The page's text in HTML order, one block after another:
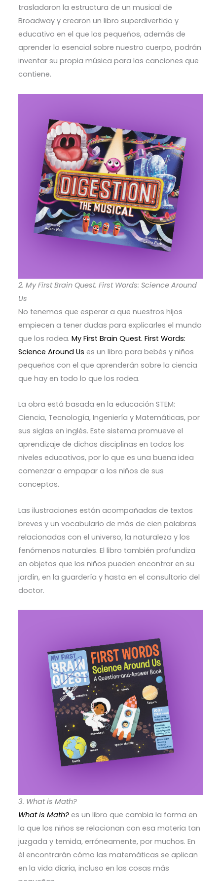
trasladaron la estructura de un musical de
Broadway y crearon un libro superdivertido y
educativo en el que los pequeños, además de
aprender lo esencial sobre nuestro cuerpo, podrán
inventar su propia música para las canciones que
contiene.
2. My First Brain Quest. First Words: Science Around
Us
No tenemos que esperar a que nuestros hijos
empiecen a tener dudas para explicarles el mundo
que los rodea. My First Brain Quest. First Words:
Science Around Us es un libro para bebés y niños
pequeños con el que aprenderán sobre la ciencia
que hay en todo lo que los rodea.
La obra está basada en la educación STEM:
Ciencia, Tecnología, Ingeniería y Matemáticas, por
sus siglas en inglés. Este sistema promueve el
aprendizaje de dichas disciplinas en todos los
niveles educativos, por lo que es una buena idea
comenzar a empapar a los niños de sus
conceptos.
Las ilustraciones están acompañadas de textos
breves y un vocabulario de más de cien palabras
relacionadas con el universo, la naturaleza y los
fenómenos naturales. El libro también profundiza
en objetos que los niños pueden encontrar en su
jardín, en la guardería y hasta en el consultorio del
doctor.
3. What is Math?
What is Math?es un libro que cambia la forma en
la que los niños se relacionan con esa materia tan
juzgada y temida, erróneamente, por muchos. En
él encontrarán cómo las matemáticas se aplican
en la vida diaria, incluso en las cosas más